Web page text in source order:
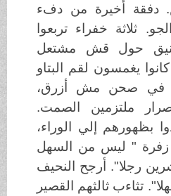
أخيرة من دفء
ثلاثة خفراء تربعوا
حول قش مشتعل
يغمسون لقم البتاو
صحن مش أزرق،
ملتزمين الصمت.
بظهورهم إلي الوراء،
" ليس من السهل
رجلا". أرجح النحيف
تثاءب ثالثهم القصير